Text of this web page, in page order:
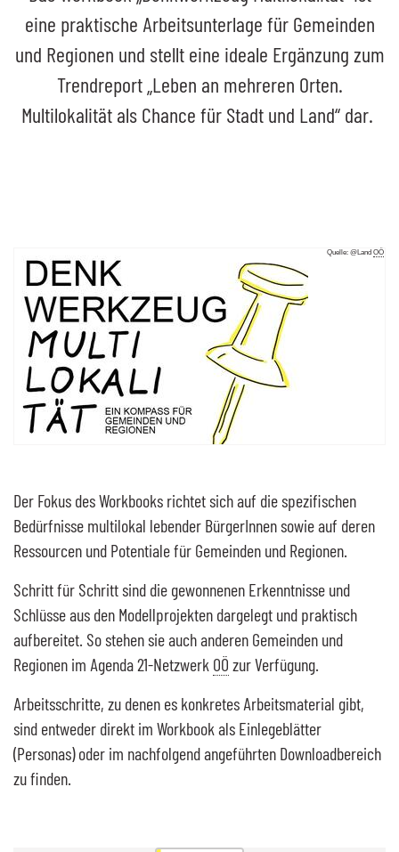
eine praktische Arbeitsunterlage für Gemeinden
und Regionen und stellt eine ideale Ergänzung zum
Trendreport „Leben an mehreren Orten.
Multilokalität als Chance für Stadt und Land“ dar.
Quelle: @Land OÖ
Der Fokus des Workbooks richtet sich auf die spezifischen
Bedürfnisse multilokal lebender BürgerInnen sowie auf deren
Ressourcen und Potentiale für Gemeinden und Regionen.
Schritt für Schritt sind die gewonnenen Erkenntnisse und
Schlüsse aus den Modellprojekten dargelegt und praktisch
aufbereitet. So stehen sie auch anderen Gemeinden und
Regionen im Agenda 21-Netzwerk OÖ zur Verfügung.
Arbeitsschritte, zu denen es konkretes Arbeitsmaterial gibt,
sind entweder direkt im Workbook als Einlegeblätter
(Personas) oder im nachfolgend angeführten Downloadbereich
zu finden.